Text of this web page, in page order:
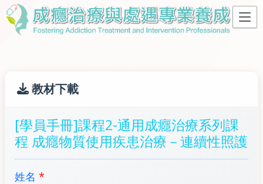
教材下載
[學員手冊]課程2-通用成癮治療系列課
程 成癮物質使用疾患治療－連續性照護
姓名 *